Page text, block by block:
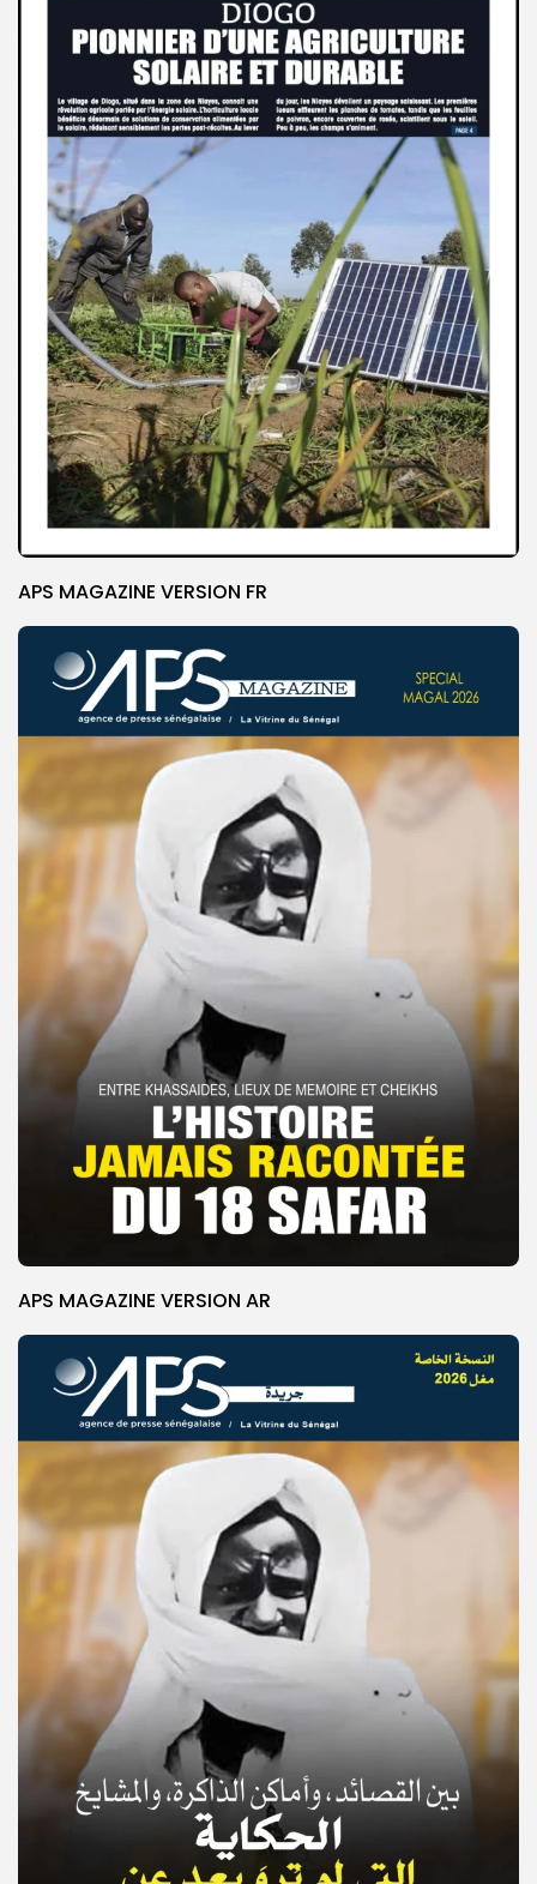
© Copyright 2025, APS
APS MAGAZINE VERSION FR
APS MAGAZINE VERSION AR